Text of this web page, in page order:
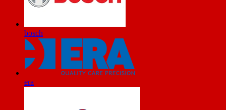
bosch
era